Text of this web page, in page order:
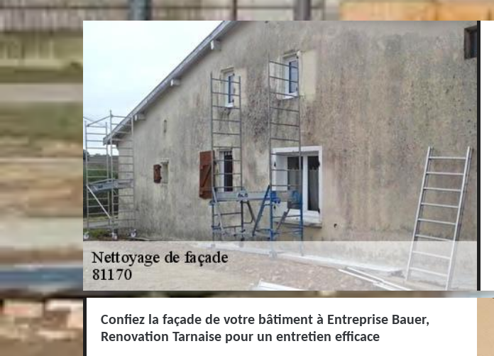
Confiez la façade de votre bâtiment à Entreprise Bauer,
Renovation Tarnaise pour un entretien efficace